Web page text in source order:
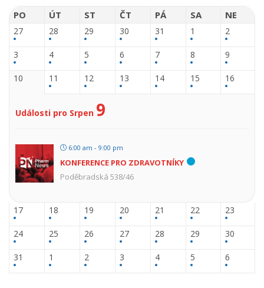
PO ÚT ST ČT PÁ SA NE
27 28 29 30 31 1 2
3 4 5 6 7 8 9
10 11 12 13 14 15 16
Události pro Srpen 9
6:00 am - 9:00 pm
KONFERENCE PRO ZDRAVOTNÍKY
Poděbradská 538/46
17 18 19 20 21 22 23
24 25 26 27 28 29 30
31 1 2 3 4 5 6